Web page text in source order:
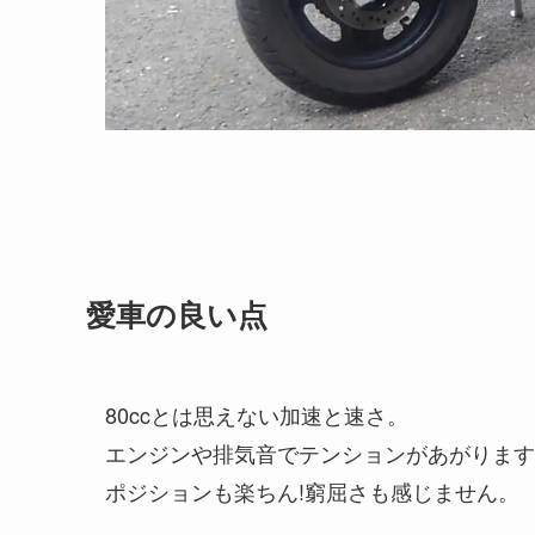
愛車の良い点
80ccとは思えない加速と速さ。
エンジンや排気音でテンションがあがりま
ポジションも楽ちん!窮屈さも感じません。